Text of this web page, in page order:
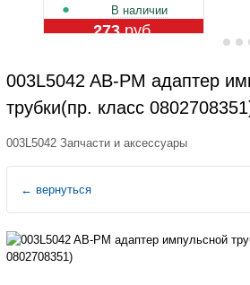
В наличии
273руб.
003L5042 AB-PM адаптер
трубки(пр. класс
003L5042 Запчасти и аксессуары
← вернуться